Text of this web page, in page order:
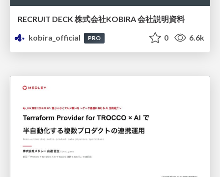
RECRUIT DECK 株式会社KOBIRA 会社説明資料
kobira_official
PRO 0 6.6k